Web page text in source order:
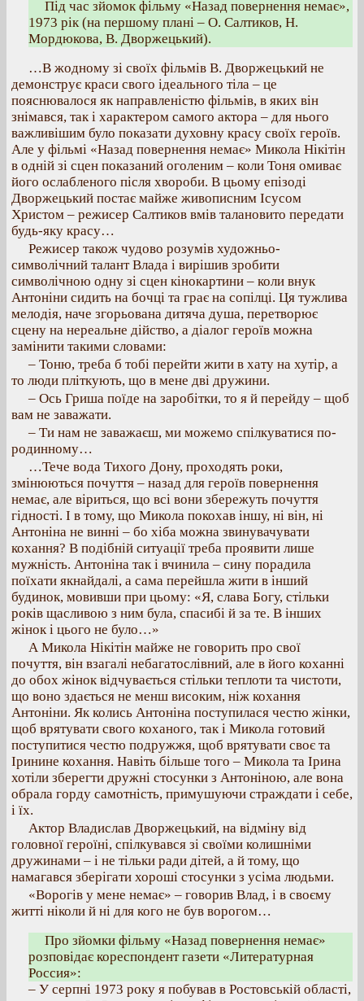
Під час зйомок фільму «Назад повернення немає»,
1973 рік (на першому плані – О. Салтиков, Н.
Мордюкова, В. Дворжецький).
…В жодному зі своїх фільмів В. Дворжецький не
демонструє краси свого ідеального тіла – це
пояснювалося як направленістю фільмів, в яких він
знімався, так і характером самого актора – для нього
важливішим було показати духовну красу своїх героїв.
Але у фільмі «Назад повернення немає» Микола Нікітін
в одній зі сцен показаний оголеним – коли Тоня омиває
його ослабленого після хвороби. В цьому епізоді
Дворжецький постає майже живописним Ісусом
Христом – режисер Салтиков вмів талановито передати
будь-яку красу…
Режисер також чудово розумів художньо-
символічний талант Влада і вирішив зробити
символічною одну зі сцен кінокартини – коли внук
Антоніни сидить на бочці та грає на сопілці. Ця тужлива
мелодія, наче згорьована дитяча душа, перетворює
сцену на нереальне дійство, а діалог героїв можна
замінити такими словами:
– Тоню, треба б тобі перейти жити в хату на хутір, а
то люди пліткують, що в мене дві дружини.
– Ось Гриша поїде на заробітки, то я й перейду – щоб
вам не заважати.
– Ти нам не заважаєш, ми можемо спілкуватися по-
родинному…
…Тече вода Тихого Дону, проходять роки,
змінюються почуття – назад для героїв повернення
немає, але віриться, що всі вони збережуть почуття
гідності. І в тому, що Микола покохав іншу, ні він, ні
Антоніна не винні – бо хіба можна звинувачувати
кохання? В подібній ситуації треба проявити лише
мужність. Антоніна так і вчинила – сину порадила
поїхати якнайдалі, а сама перейшла жити в інший
будинок, мовивши при цьому: «Я, слава Богу, стільки
років щасливою з ним була, спасибі й за те. В інших
жінок і цього не було…»
А Микола Нікітін майже не говорить про свої
почуття, він взагалі небагатослівний, але в його коханні
до обох жінок відчувається стільки теплоти та чистоти,
що воно здається не менш високим, ніж кохання
Антоніни. Як колись Антоніна поступилася честю жінки,
щоб врятувати свого коханого, так і Микола готовий
поступитися честю подружжя, щоб врятувати своє та
Іринине кохання. Навіть більше того – Микола та Ірина
хотіли зберегти дружні стосунки з Антоніною, але вона
обрала горду самотність, примушуючи страждати і себе,
і їх.
Актор Владислав Дворжецький, на відміну від
головної героїні, спілкувався зі своїми колишніми
дружинами – і не тільки ради дітей, а й тому, що
намагався зберігати хороші стосунки з усіма людьми.
«Ворогів у мене немає» – говорив Влад, і в своєму
житті ніколи й ні для кого не був ворогом…
Про зйомки фільму «Назад повернення немає»
розповідає кореспондент газети «Литературная
Россия»:
– У серпні 1973 року я побував в Ростовській області,